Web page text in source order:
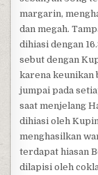
margarin,
dan megah.
dihiasi dengan
sebut dengan
karena keunikan
jumpai pada
saat menjelang
dihiasi oleh
menghasilkan
terdapat hiasan
dilapisi oleh